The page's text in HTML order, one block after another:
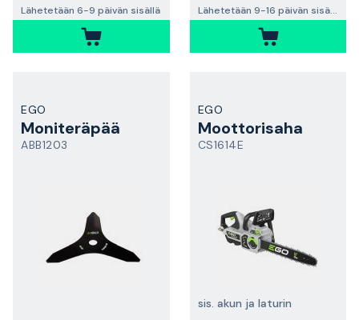
Lähetetään 6-9 päivän sisällä Lähetetään 9-16 päivän sisällä
EGO
Moniteräpää
ABB1203
EGO
Moottorisaha
CS1614E
sis. akun ja laturin